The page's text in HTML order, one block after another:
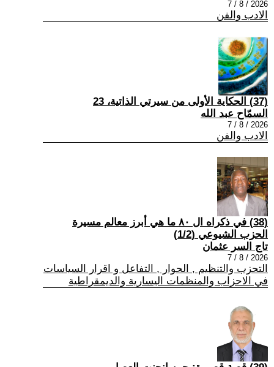
2026 / 8 / 7
الادب والفن
(37) الحكاية الأولى من سيرتي الذاتية، 23
السمّاح عبد الله
2026 / 8 / 7
الادب والفن
(38) في ذكراه ال ٨٠ ما هي أبرز معالم مسيرة
الحزب الشيوعي (1/2)
تاج السر عثمان
2026 / 8 / 7
التحزب والتنظيم , الحوار , التفاعل و اقرار السياسات
في الاحزاب والمنظمات اليسارية والديمقراطية